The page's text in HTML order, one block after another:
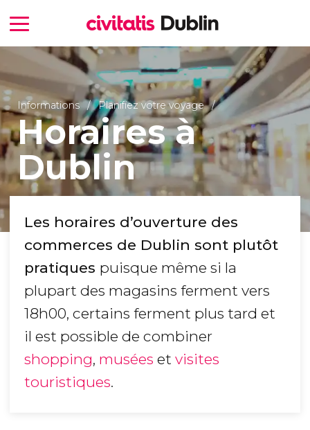
Informations Planifiez votre voyage
Horaires à
Dublin
Les horaires d’ouverture des
commerces de Dublin sont plutôt
pratiques puisque même si la
plupart des magasins ferment vers
18h00, certains ferment plus tard et
il est possible de combiner
shopping, musées et visites
touristiques.